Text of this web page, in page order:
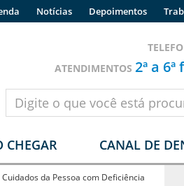
Notícias Depoimentos
ATENDIMENTOS 2ª a
CHEGAR CANAL DE
da Pessoa com Deficiência